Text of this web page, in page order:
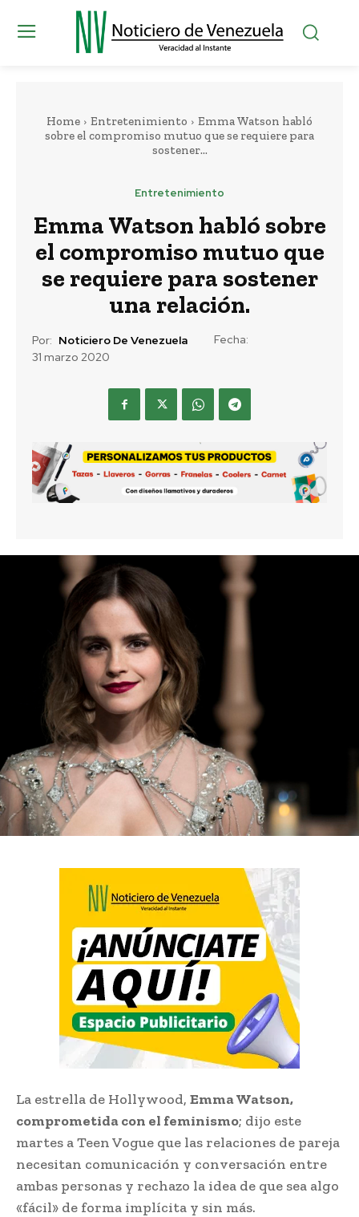
Home Entretenimiento
Emma Watson habló
sobre el compromiso mutuo que se requiere para
sostener...
Entretenimiento
Emma Watson habló sobre
el compromiso mutuo que
se requiere para sostener
una relación.
Por: Noticiero De Venezuela
Fecha:
31 marzo 2020
La estrella de Hollywood, Emma Watson,
comprometida con el feminismo; dijo este
martes a Teen Vogue que las relaciones de pareja
necesitan comunicación y conversación entre
ambas personas y rechazo la idea de que sea algo
«fácil» de forma implícita y sin más.